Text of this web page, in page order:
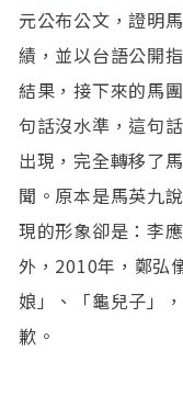
元公布公文，證明
績，並以台語公開
結果，接下來的馬
句話沒水準，這句
出現，完全轉移了
聞。原本是馬英九
現的形象卻是：李
外，2010年，鄭弘
娘」、「龜兒子」
歉。